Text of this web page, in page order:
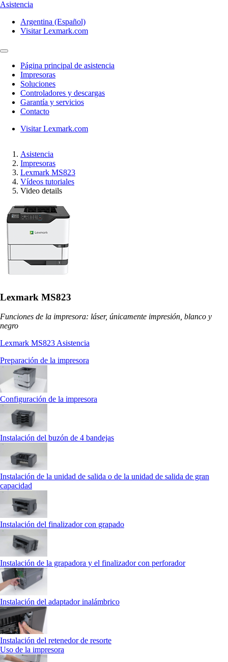
Asistencia
Argentina (Español)
Visitar Lexmark.com
Página principal de asistencia
Impresoras
Soluciones
Controladores y descargas
Garantía y servicios
Contacto
Visitar Lexmark.com
Asistencia
Impresoras
Lexmark MS823
Vídeos tutoriales
Video details
Lexmark MS823
Funciones de la impresora: láser, únicamente impresión, blanco y
negro
Lexmark MS823 Asistencia
Preparación de la impresora
Configuración de la impresora
Instalación del buzón de 4 bandejas
Instalación de la unidad de salida o de la unidad de salida de gran
capacidad
Instalación del finalizador con grapado
Instalación de la grapadora y el finalizador con perforador
Instalación del adaptador inalámbrico
Instalación del retenedor de resorte
Uso de la impresora